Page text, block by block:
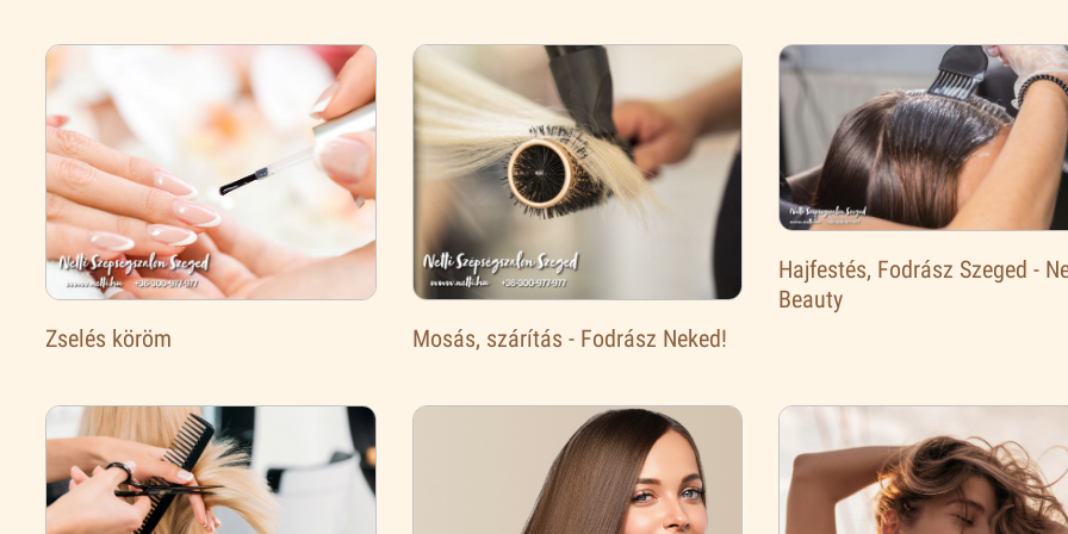
Zselés köröm Mosás, szárítás - Fodrász Neked!
Hajfestés, Fodrász Szeged -
Beauty